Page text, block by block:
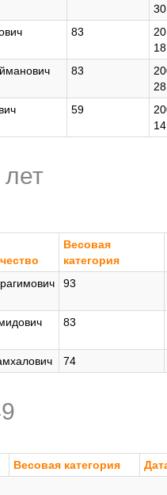
30
83
18
83
28
59
14
Весовая
категория
93
83
74
Весовая категория